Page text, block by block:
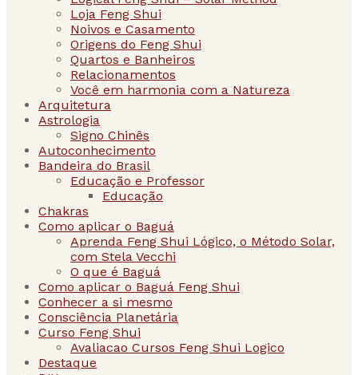
Loja Feng Shui
Noivos e Casamento
Origens do Feng Shui
Quartos e Banheiros
Relacionamentos
Você em harmonia com a Natureza
Arquitetura
Astrologia
Signo Chinês
Autoconhecimento
Bandeira do Brasil
Educação e Professor
Educação
Chakras
Como aplicar o Baguá
Aprenda Feng Shui Lógico, o Método Solar,
com Stela Vecchi
O que é Baguá
Como aplicar o Baguá Feng Shui
Conhecer a si mesmo
Consciência Planetária
Curso Feng Shui
Avaliacao Cursos Feng Shui Logico
Destaque